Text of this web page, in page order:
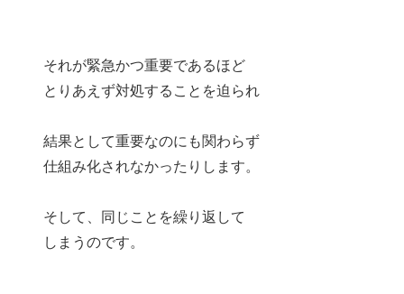
それが緊急かつ重要であるほど
とりあえず対処することを迫られ
結果として重要なのにも関わらず
仕組み化されなかったりします。
そして、同じことを繰り返して
しまうのです。